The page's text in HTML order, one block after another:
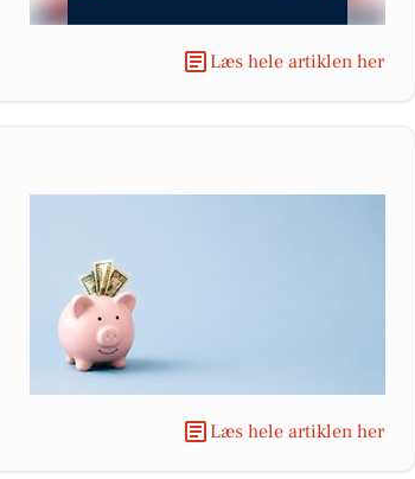
Læs hele artiklen her
Læs hele artiklen her